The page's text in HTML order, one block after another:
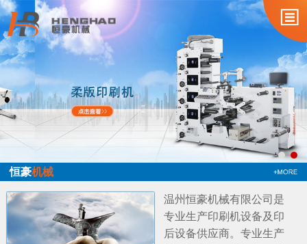
恒豪机械
温州恒豪机械有限公司是
专业生产印刷机设备及印
后设备供应商。专业生产